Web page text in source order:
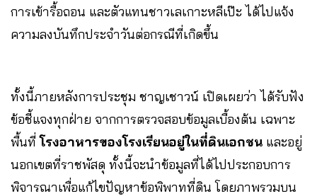
การเข้ารื้อถอน และตัวแทนชาวเลเกาะหลีเป๊ะ ได้ไปแจ้ง
ความลงบันทึกประจำวันต่อกรณีที่เกิดขึ้น
ทั้งนี้ภายหลังการประชุม ชาญเชาวน์ เปิดเผยว่า ได้รับฟัง
ข้อชี้แจงทุกฝ่าย จากการตรวจสอบข้อมูลเบื้องต้น เฉพาะ
พื้นที่โรงอาหารของโรงเรียนอยู่ในที่ดินเอกชน และอยู่
นอกเขตที่ราชพัสดุ ทั้งนี้จะนำข้อมูลที่ได้ไปประกอบการ
พิจารณาเพื่อแก้ไขปัญหาข้อพิพาทที่ดิน โดยภาพรวมบน